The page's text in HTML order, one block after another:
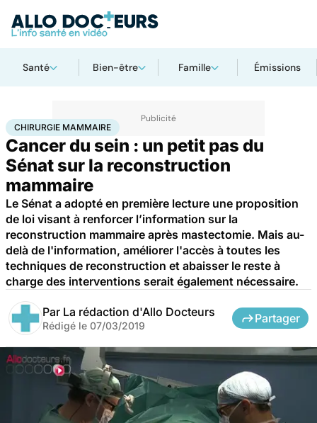
Santé Bien-être Famille Émissions
AccueilSantéMaladiesCancer Chirurgie mammaire
CHIRURGIE MAMMAIRE
Cancer du sein : un petit pas du
Sénat sur la reconstruction
mammaire
Le Sénat a adopté en première lecture une proposition
de loi visant à renforcer l’information sur la
reconstruction mammaire après mastectomie. Mais au-
delà de l'information, améliorer l'accès à toutes les
techniques de reconstruction et abaisser le reste à
charge des interventions serait également nécessaire.
Par La rédaction d'Allo Docteurs
Rédigé le 07/03/2019
Partager